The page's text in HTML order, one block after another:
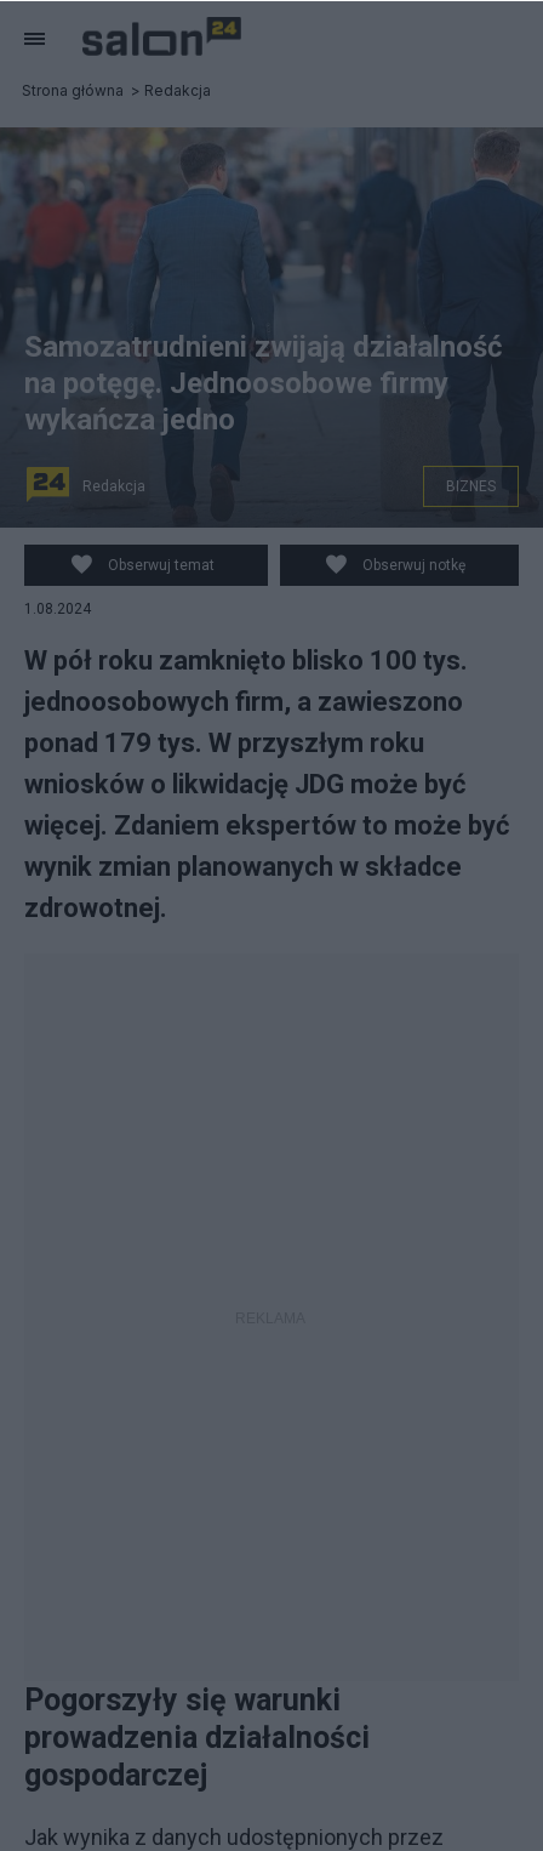
Strona główna Redakcja
fot. Monday News
Samozatrudnieni zwijają działalność
na potęgę. Jednoosobowe firmy
wykańcza jedno
Redakcja BIZNES
Obserwuj temat Obserwuj notkę
1.08.2024
W pół roku zamknięto blisko 100 tys.
jednoosobowych firm, a zawieszono
ponad 179 tys. W przyszłym roku
wniosków o likwidację JDG może być
więcej. Zdaniem ekspertów to może być
wynik zmian planowanych w składce
zdrowotnej.
Pogorszyły się warunki
prowadzenia działalności
gospodarczej
Jak wynika z danych udostępnionych przez